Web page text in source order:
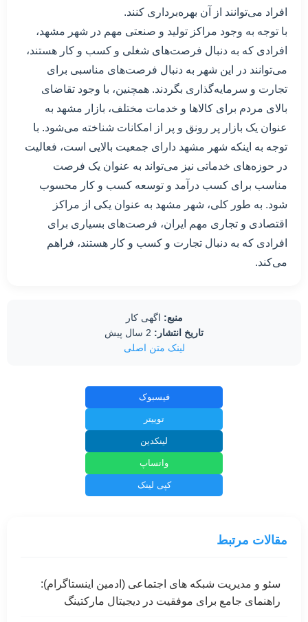
افراد می‌توانند از آن بهره‌برداری کنند.
با توجه به وجود مراکز تولید و صنعتی مهم در شهر مشهد،
افرادی که به دنبال فرصت‌های شغلی و کسب و کار هستند،
می‌توانند در این شهر به دنبال فرصت‌های مناسبی برای
تجارت و سرمایه‌گذاری بگردند. همچنین، با وجود تقاضای
بالای مردم برای کالاها و خدمات مختلف، بازار مشهد به
عنوان یک بازار پر رونق و پر از امکانات شناخته می‌شود. با
توجه به اینکه شهر مشهد دارای جمعیت بالایی است، فعالیت
در حوزه‌های خدماتی نیز می‌تواند به عنوان یک فرصت
مناسب برای کسب درآمد و توسعه کسب و کار محسوب
شود. به طور کلی، شهر مشهد به عنوان یکی از مراکز
اقتصادی و تجاری مهم ایران، فرصت‌های بسیاری برای
افرادی که به دنبال تجارت و کسب و کار هستند، فراهم
می‌کند.
منبع: اگهی کار
تاریخ انتشار:
لینک متن اصلی
فیسبوک
توییتر
لینکدین
واتساپ
کپی لینک
مقالات مرتبط
سئو و مدیریت شبکه های اجتماعی (ادمین اینستاگرام):
راهنمای جامع برای موفقیت در دیجیتال مارکتینگ